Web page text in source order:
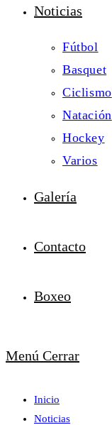
Noticias
Fútbol
Basquet
Ciclismo
Natación
Hockey
Varios
Galería
Contacto
Boxeo
Menú Cerrar
Inicio
Noticias